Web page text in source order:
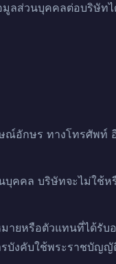
ลส่วนบุคคลต่อบริษัทไ
อักษร ทางโทรศัพท์
คคล บริษัทจะไม่ใช้ห
ายหรือตัวแทนที่ได้รั
บังคับใช้พระราชบัญ